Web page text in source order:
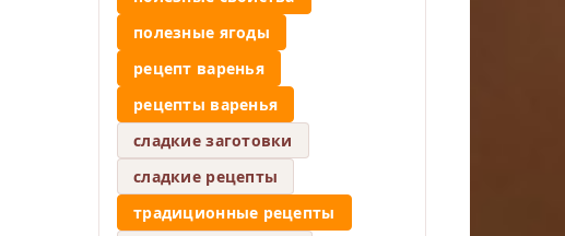
полезные ягоды
рецепт варенья
рецепты варенья
сладкие заготовки
сладкие рецепты
традиционные рецепты